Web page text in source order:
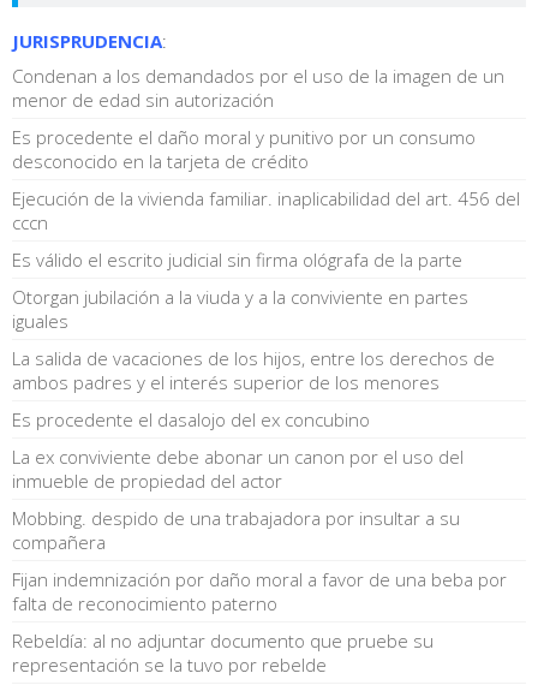
JURISPRUDENCIA:
Condenan a los demandados por el uso de la imagen de un
menor de edad sin autorización
Es procedente el daño moral y punitivo por un consumo
desconocido en la tarjeta de crédito
Ejecución de la vivienda familiar. inaplicabilidad del art. 456 del
cccn
Es válido el escrito judicial sin firma ológrafa de la parte
Otorgan jubilación a la viuda y a la conviviente en partes
iguales
La salida de vacaciones de los hijos, entre los derechos de
ambos padres y el interés superior de los menores
Es procedente el dasalojo del ex concubino
La ex conviviente debe abonar un canon por el uso del
inmueble de propiedad del actor
Mobbing. despido de una trabajadora por insultar a su
compañera
Fijan indemnización por daño moral a favor de una beba por
falta de reconocimiento paterno
Rebeldía: al no adjuntar documento que pruebe su
representación se la tuvo por rebelde